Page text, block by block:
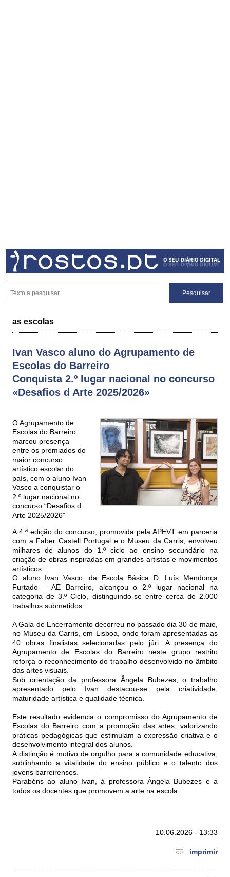
as escolas
Ivan Vasco aluno do Agrupamento de
Escolas do Barreiro
Conquista 2.º lugar nacional no concurso
«Desafios d Arte 2025/2026»
O Agrupamento de
Escolas do Barreiro
marcou presença
entre os premiados do
maior concurso
artístico escolar do
país, com o aluno Ivan
Vasco a conquistar o
2.º lugar nacional no
concurso “Desafios d
Arte 2025/2026”
A 4.ª edição do concurso, promovida pela APEVT em parceria
com a Faber Castell Portugal e o Museu da Carris, envolveu
milhares de alunos do 1.º ciclo ao ensino secundário na
criação de obras inspiradas em grandes artistas e movimentos
artísticos.
O aluno Ivan Vasco, da Escola Básica D. Luís Mendonça
Furtado – AE Barreiro, alcançou o 2.º lugar nacional na
categoria de 3.º Ciclo, distinguindo-se entre cerca de 2.000
trabalhos submetidos.
A Gala de Encerramento decorreu no passado dia 30 de maio,
no Museu da Carris, em Lisboa, onde foram apresentadas as
40 obras finalistas selecionadas pelo júri. A presença do
Agrupamento de Escolas do Barreiro neste grupo restrito
reforça o reconhecimento do trabalho desenvolvido no âmbito
das artes visuais.
Sob orientação da professora Ângela Bubezes, o trabalho
apresentado pelo Ivan destacou-se pela criatividade,
maturidade artística e qualidade técnica.
Este resultado evidencia o compromisso do Agrupamento de
Escolas do Barreiro com a promoção das artes, valorizando
práticas pedagógicas que estimulam a expressão criativa e o
desenvolvimento integral dos alunos.
A distinção é motivo de orgulho para a comunidade educativa,
sublinhando a vitalidade do ensino público e o talento dos
jovens barreirenses.
Parabéns ao aluno Ivan, à professora Ângela Bubezes e a
todos os docentes que promovem a arte na escola.
10.06.2026 - 13:33
imprimir